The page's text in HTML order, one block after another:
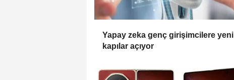
Yapay zeka genç girişimcilere yeni
kapılar açıyor